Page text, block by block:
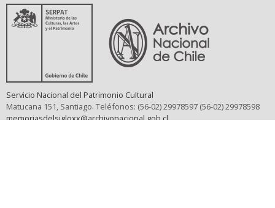
Servicio Nacional del Patrimonio Cultural
Matucana 151, Santiago. Teléfonos: (56-02) 29978597 (56-02) 29978598
memoriasdelsigloxx@archivonacional.gob.cl